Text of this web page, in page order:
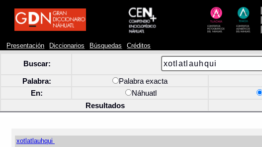
Presentación Diccionarios Búsquedas Créditos
Buscar:
Palabra: Palabra exacta
En:
Náhuatl
Resultados
xotlatlauhqui